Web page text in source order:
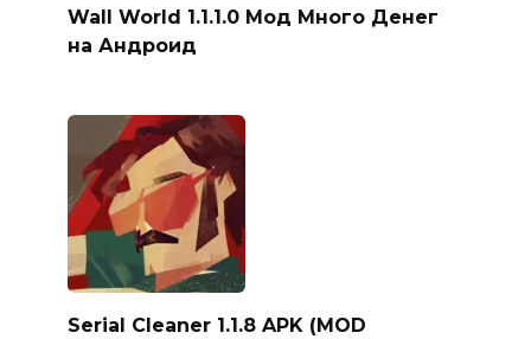
Wall World 1.1.1.0 Мод Много Денег
на Андроид
Serial Cleaner 1.1.8 APK (MOD